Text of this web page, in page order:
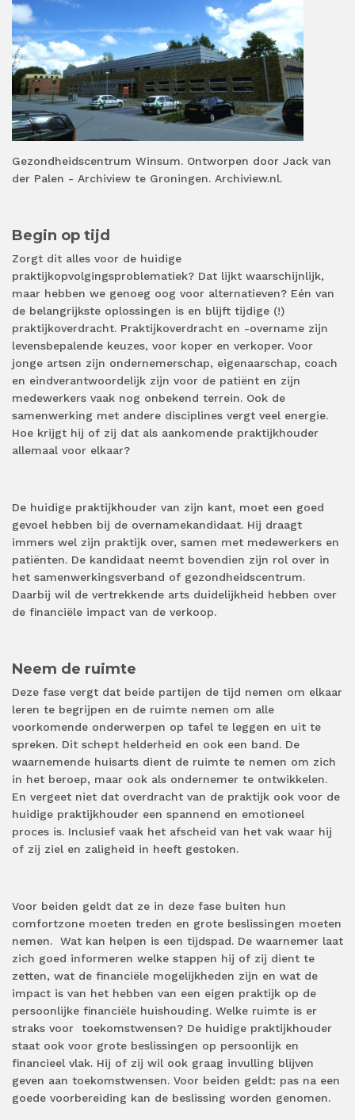
Gezondheidscentrum Winsum. Ontworpen door Jack van
der Palen - Archiview te Groningen. Archiview.nl.
Begin op tijd
Zorgt dit alles voor de huidige
praktijkopvolgingsproblematiek? Dat lijkt waarschijnlijk,
maar hebben we genoeg oog voor alternatieven? Eén van
de belangrijkste oplossingen is en blijft tijdige (!)
praktijkoverdracht. Praktijkoverdracht en -overname zijn
levensbepalende keuzes, voor koper en verkoper. Voor
jonge artsen zijn ondernemerschap, eigenaarschap, coach
en eindverantwoordelijk zijn voor de patiënt en zijn
medewerkers vaak nog onbekend terrein. Ook de
samenwerking met andere disciplines vergt veel energie.
Hoe krijgt hij of zij dat als aankomende praktijkhouder
allemaal voor elkaar?
De huidige praktijkhouder van zijn kant, moet een goed
gevoel hebben bij de overnamekandidaat. Hij draagt
immers wel zijn praktijk over, samen met medewerkers en
patiënten. De kandidaat neemt bovendien zijn rol over in
het samenwerkingsverband of gezondheidscentrum.
Daarbij wil de vertrekkende arts duidelijkheid hebben over
de financiële impact van de verkoop.
Neem de ruimte
Deze fase vergt dat beide partijen de tijd nemen om elkaar
leren te begrijpen en de ruimte nemen om alle
voorkomende onderwerpen op tafel te leggen en uit te
spreken. Dit schept helderheid en ook een band. De
waarnemende huisarts dient de ruimte te nemen om zich
in het beroep, maar ook als ondernemer te ontwikkelen.
En vergeet niet dat overdracht van de praktijk ook voor de
huidige praktijkhouder een spannend en emotioneel
proces is. Inclusief vaak het afscheid van het vak waar hij
of zij ziel en zaligheid in heeft gestoken.
Voor beiden geldt dat ze in deze fase buiten hun
comfortzone moeten treden en grote beslissingen moeten
nemen. Wat kan helpen is een tijdspad. De waarnemer laat
zich goed informeren welke stappen hij of zij dient te
zetten, wat de financiële mogelijkheden zijn en wat de
impact is van het hebben van een eigen praktijk op de
persoonlijke financiële huishouding. Welke ruimte is er
straks voor toekomstwensen? De huidige praktijkhouder
staat ook voor grote beslissingen op persoonlijk en
financieel vlak. Hij of zij wil ook graag invulling blijven
geven aan toekomstwensen. Voor beiden geldt: pas na een
goede voorbereiding kan de beslissing worden genomen.